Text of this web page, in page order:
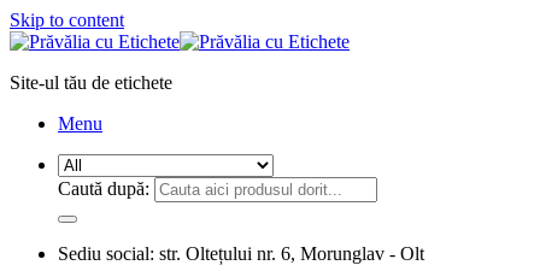
Skip to content
Site-ul tău de etichete
Menu
Caută după:
Sediu social: str. Oltețului nr. 6, Morunglav - Olt